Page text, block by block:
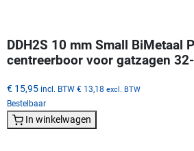
DDH2S 10 mm Small BiMetaal
centreerboor voor gatzagen
€ 15,95 incl. BTW € 13,18 excl. BTW
Bestelbaar
In winkelwagen